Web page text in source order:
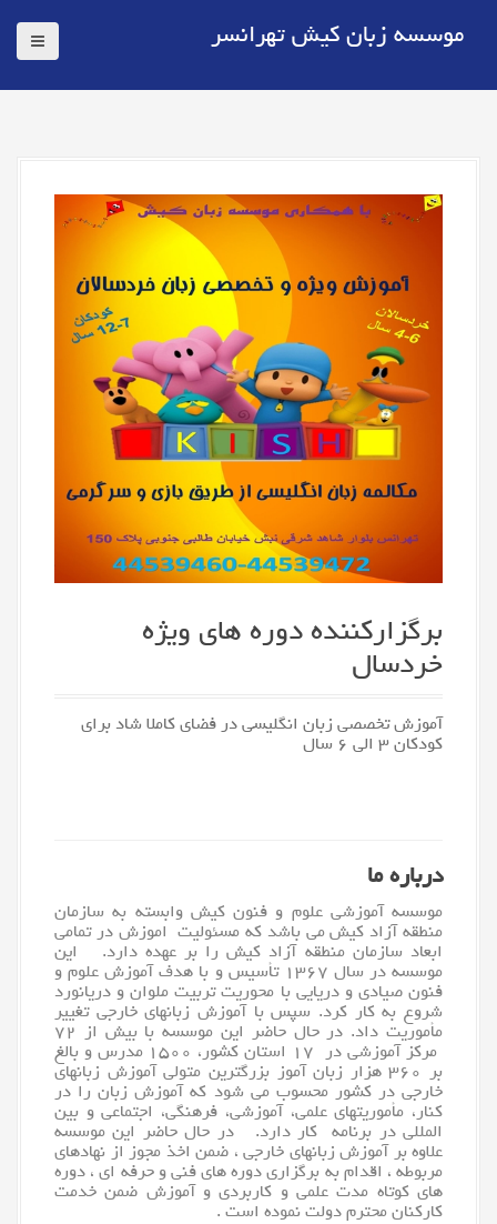
ه
موسسه زبان کیش تهرانسر
برگزارکننده دوره های ویژه
خردسال
آموزش تخصصی زبان انگلیسی در فضای کاملا شاد برای
کودکان ۳ الی ۶ سال
درباره ما
موسسه آموزشی علوم و فنونکیشوابسته به سازمان
منطقه آزاد کیش می باشد که مسئولیت اموزش در تمامی
ابعاد سازمان منطقه آزاد کیش را بر عهده دارد. این
موسسه در سال ۱۳۶۷ تأسیس و با هدف آموزش علوم و
فنون صیادی و دریایی با محوریت تربیت ملوان و دریانورد
شروع به کار کرد. سپس با آموزش زبانهای خارجی تغییر
مأموریت داد. در حال حاضر این موسسه با بیش از ۷۲
مرکز آموزشی در ۱۷ استان کشور، ۱۵۰۰ مدرس و بالغ
بر ۳۶۰ هزار زبان آموز بزرگترین متولی آموزش زبانهای
خارجی در کشور محسوب می شود که آموزش زبانرا در
کنار، مأموریتهای علمی، آموزشی، فرهنگی، اجتماعی و بین
المللی در برنامه کار دارد. در حال حاضر این موسسه
علاوه بر آموزش زبانهای خارجی ، ضمن اخذ مجوز از نهادهای
مربوطه ، اقدام به برگزاری دوره های فنی و حرفه ای ، دوره
های کوتاه مدت علمی و کاربردی و آموزش ضمن خدمت
کارکنان محترم دولت نموده است .